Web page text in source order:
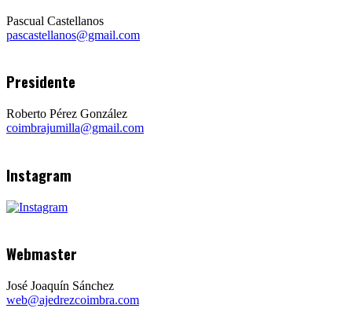
Pascual Castellanos
pascastellanos@gmail.com
Presidente
Roberto Pérez González
coimbrajumilla@gmail.com
Instagram
Webmaster
José Joaquín Sánchez
web@ajedrezcoimbra.com